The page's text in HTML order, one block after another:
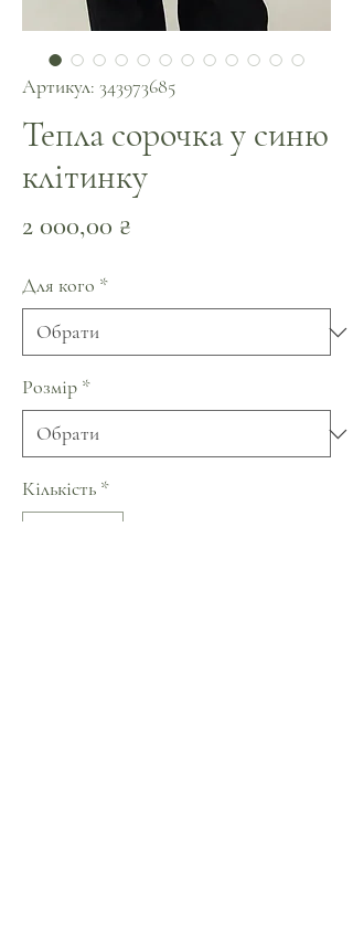
Артикул: 343973685
Тепла сорочка у синю
клітинку
2 000,00 ₴
Для кого *
Розмір *
Кількість *